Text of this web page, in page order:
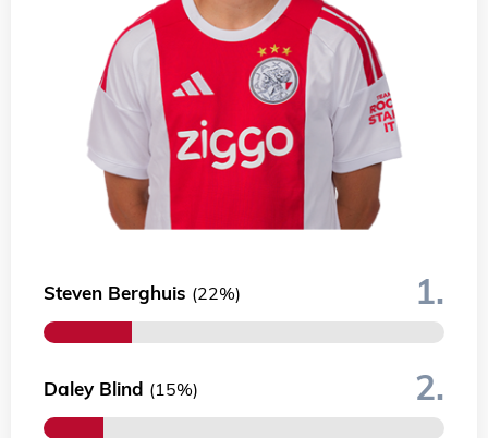
Steven Berghuis (22%) 1.
Daley Blind (15%) 2.